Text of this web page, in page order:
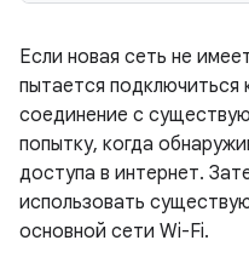
Если новая сеть не
пытается подключиться
соединение с
попытку, когда
доступа в интернет.
использовать
основной сети Wi-Fi.